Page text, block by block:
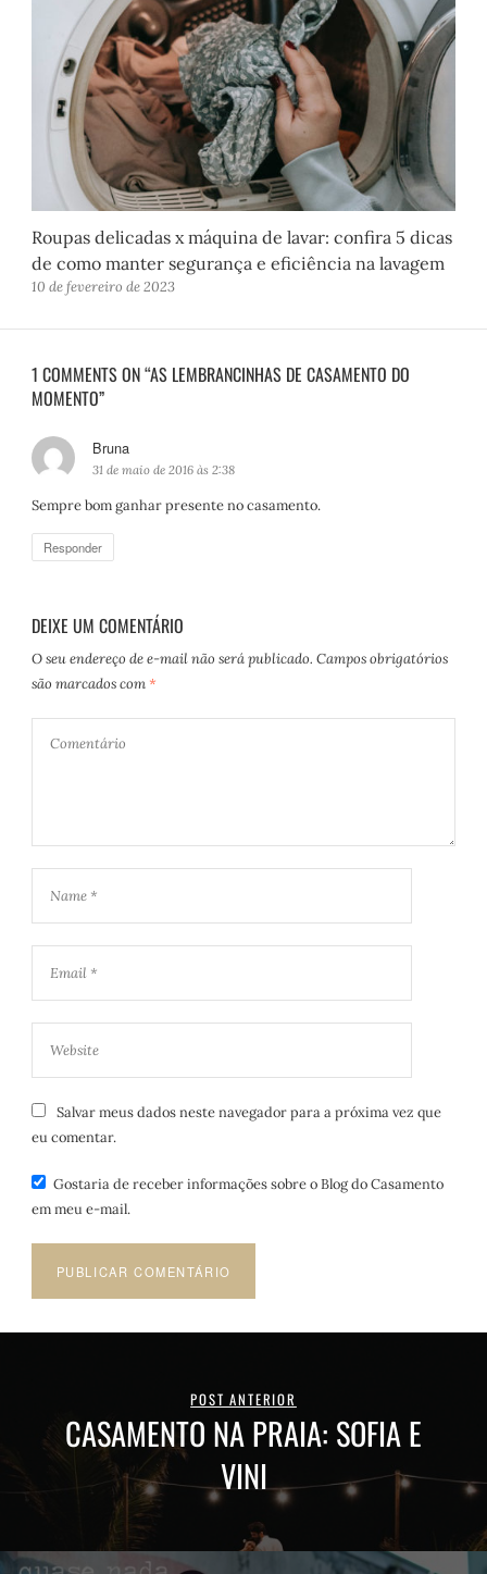
Roupas delicadas x máquina de lavar: confira 5 dicas
de como manter segurança e eficiência na lavagem
10 de fevereiro de 2023
1 COMMENTS ON “AS LEMBRANCINHAS DE CASAMENTO DO
MOMENTO”
Bruna
i
s
31 de maio de 2016 às 2:38
Sempre bom ganhar presente no casamento.
Responder
DEIXE UM COMENTÁRIO
O seu endereço de e-mail não será publicado. Campos obrigatórios
são marcados com *
Salvar meus dados neste navegador para a próxima vez que
eu comentar.
Gostaria de receber informações sobre o Blog do Casamento
em meu e-mail.
POST ANTERIOR
CASAMENTO NA PRAIA: SOFIA E
VINI